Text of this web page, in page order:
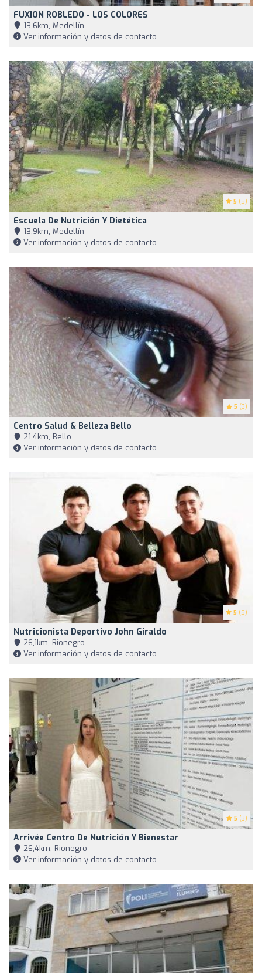
FUXION ROBLEDO - LOS COLORES
13,6km, Medellín
Ver información y datos de contacto
5 (5)
Escuela De Nutrición Y Dietética
13,9km, Medellín
Ver información y datos de contacto
5 (3)
Centro Salud & Belleza Bello
21,4km, Bello
Ver información y datos de contacto
5 (5)
Nutricionista Deportivo John Giraldo
26,1km, Rionegro
Ver información y datos de contacto
5 (3)
Arrivée Centro De Nutrición Y Bienestar
26,4km, Rionegro
Ver información y datos de contacto